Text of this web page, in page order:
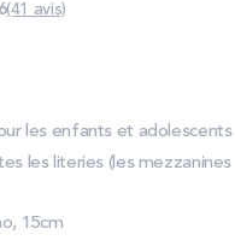
(41 avis)
les enfants et adolescents
les literies (les mezzanines
15cm